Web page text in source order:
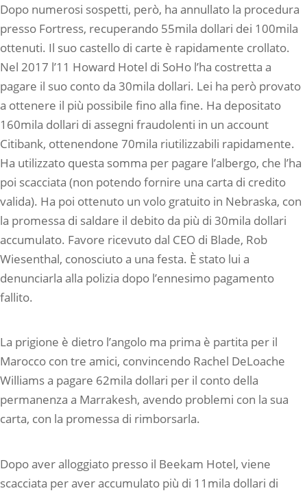
Dopo numerosi sospetti, però, ha annullato la procedura
presso Fortress, recuperando 55mila dollari dei 100mila
ottenuti. Il suo castello di carte è rapidamente crollato.
Nel 2017 l’11 Howard Hotel di SoHo l’ha costretta a
pagare il suo conto da 30mila dollari. Lei ha però provato
a ottenere il più possibile fino alla fine. Ha depositato
160mila dollari di assegni fraudolenti in un account
Citibank, ottenendone 70mila riutilizzabili rapidamente.
Ha utilizzato questa somma per pagare l’albergo, che l’ha
poi scacciata (non potendo fornire una carta di credito
valida). Ha poi ottenuto un volo gratuito in Nebraska, con
la promessa di saldare il debito da più di 30mila dollari
accumulato. Favore ricevuto dal CEO di Blade, Rob
Wiesenthal, conosciuto a una festa. È stato lui a
denunciarla alla polizia dopo l’ennesimo pagamento
fallito.
La prigione è dietro l’angolo ma prima è partita per il
Marocco con tre amici, convincendo Rachel DeLoache
Williams a pagare 62mila dollari per il conto della
permanenza a Marrakesh, avendo problemi con la sua
carta, con la promessa di rimborsarla.
Dopo aver alloggiato presso il Beekam Hotel, viene
scacciata per aver accumulato più di 11mila dollari di